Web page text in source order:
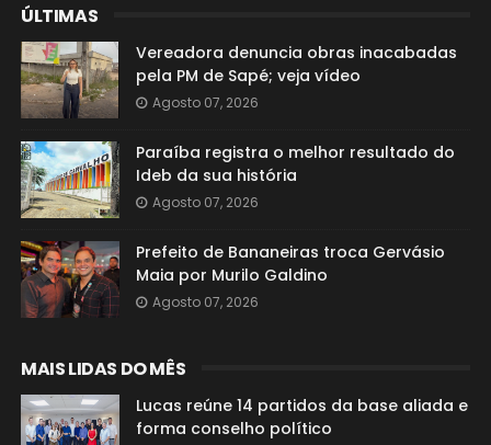
ÚLTIMAS
Vereadora denuncia obras inacabadas
pela PM de Sapé; veja vídeo
Agosto 07, 2026
Paraíba registra o melhor resultado do
Ideb da sua história
Agosto 07, 2026
Prefeito de Bananeiras troca Gervásio
Maia por Murilo Galdino
Agosto 07, 2026
MAIS LIDAS DO MÊS
Lucas reúne 14 partidos da base aliada e
forma conselho político